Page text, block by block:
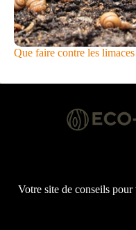
Que faire contre les
Votre site de conseils